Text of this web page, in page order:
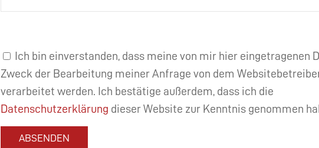
Ich bin einverstanden, dass meine von mir hier eingetragenen
Zweck der Bearbeitung meiner Anfrage von dem
verarbeitet werden. Ich bestätige außerdem, dass ich die
Datenschutzerklärung dieser Website zur Kenntnis genommen
ABSENDEN